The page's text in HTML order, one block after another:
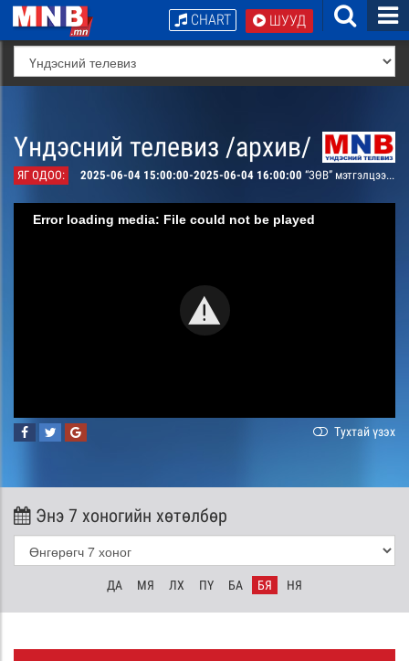
ШУУД
CHART
Үндэсний телевиз /архив/
ЯГ ОДОО: 2025-06-04 15:00:00-2025-06-04 16:00:00 “ЗӨВ” мэтгэлцээн:Шашин шүтлэг нийгмийн ёс суртахуунд нөлөөлдөг үү?
Error loading media: File could not be played
Тухтай үзэх
Энэ 7 хоногийн хөтөлбөр
ДА МЯ ЛХ ПҮ БА БЯ НЯ